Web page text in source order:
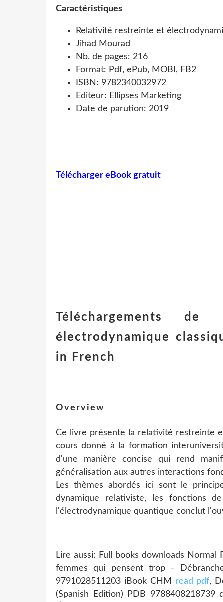
Caractéristiques
Relativité restreinte et
Jihad Mourad
Nb. de pages: 216
Format: Pdf, ePub, MOBI, FB2
ISBN: 9782340032972
Editeur: Ellipses Marketing
Date de parution: 2019
Télécharger eBook gratuit
Téléchargements
électrodynamique
in French
Overview
Ce livre présente la relativité restreinte
cours donné à la formation
d'une manière concise qui rend
généralisation aux autres interactions
Les thèmes abordés ici sont le
dynamique relativiste, les fonctions
l'électrodynamique quantique conclut
Lire aussi: Full books downloads Normal
femmes qui pensent trop -
9791028511203 iBook CHM read pdf,
(Spanish Edition) PDB 9788408218739